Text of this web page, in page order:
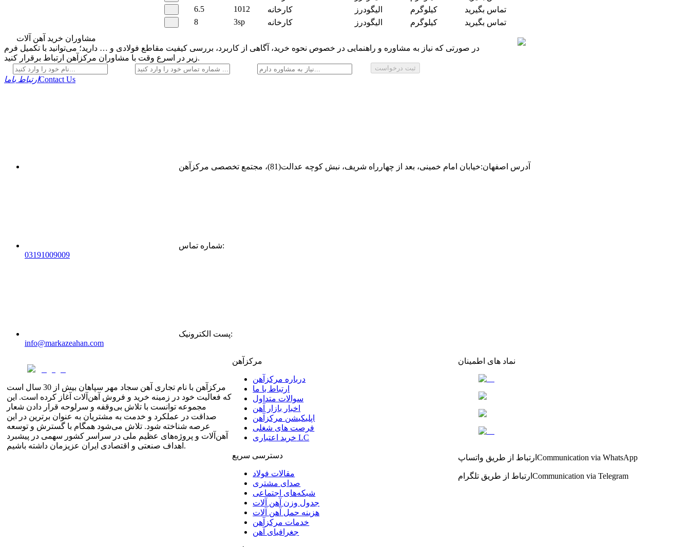
6.5
1012 کارخانه الیگودرز کیلوگرم
تماس بگیرید
8
3sp کارخانه الیگودرز کیلوگرم تماس بگیرید
مشاوران خرید آهن آلات
در صورتی که نیاز به مشاوره و راهنمایی در خصوص نحوه خرید، آگاهی از کاربرد، بررسی کیفیت مقاطع فولادی و … دارید؛ می‌توانید با تکمیل فرم
زیر در اسرع وقت با مشاوران مرکزآهن ارتباط برقرار کنید.
ثبت درخواست
ارتباط باماContact Us
آدرس اصفهان:خیابان امام خمینی، بعد از چهارراه شریف، نبش کوچه عدالت(81)، مجتمع تخصصی مرکزآهن
شماره تماس:
03191009009
پست الکترونیک:
info@markazeahan.com
مرکزآهن با نام تجاری آهن سجاد مهر سپاهان بیش از 30 سال است
که فعالیت خود در زمینه خرید و فروش آهن‌آلات آغاز کرده است. این
مجموعه توانست با تلاش بی‌وقفه و سرلوحه قرار دادن شعار
صداقت در عملکرد و خدمت به مشتریان به عنوان برترین در این
عرصه شناخته شود. تلاش می‌شود همگام با گسترش و توسعه
آهن‌آلات و پروژه‌های عظیم ملی در سراسر کشور سهمی در پیشبرد
اهداف صنعتی و اقتصادی ایران عزیزمان داشته باشیم.
مرکزآهن
درباره مرکزآهن
ارتباط با ما
سوالات متداول
اخبار بازار آهن
اپلیکیشن مرکزآهن
فرصت های شغلی
خرید اعتباری LC
دسترسی سریع
مقالات فولاد
صدای مشتری
شبکه‌های اجتماعی
جدول وزن آهن آلات
هزینه حمل آهن آلات
خدمات مرکزآهن
جغرافیای آهن
نماد های اطمینان
ارتباط از طریق واتساپ Communication via WhatsApp
ارتباط از طریق تلگرام Communication via Telegram